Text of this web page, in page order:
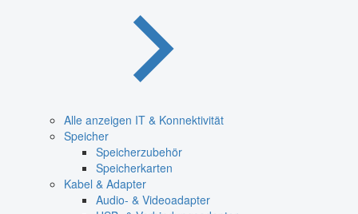
Alle anzeigen IT & Konnektivität
Speicher
Speicherzubehör
Speicherkarten
Kabel & Adapter
Audio- & Videoadapter